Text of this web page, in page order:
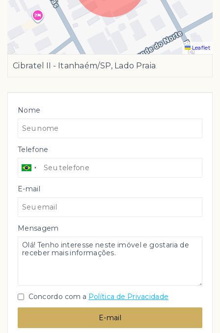
Nome
Telefone
E-mail
Mensagem
Concordo com a Política de Privacidade
E-mail
Leaflet
Cibratel II - Itanhaém/SP, Lado Praia